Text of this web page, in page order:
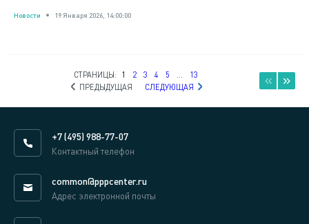
Новости 19 Января 2026, 14:00:00
СТРАНИЦЫ: 1 2 3 4 5
13
ПРЕДЫДУЩАЯ
СЛЕДУЮЩАЯ
+7 (495) 988-77-07
Контактный телефон
common@pppcenter.ru
Адрес электронной почты